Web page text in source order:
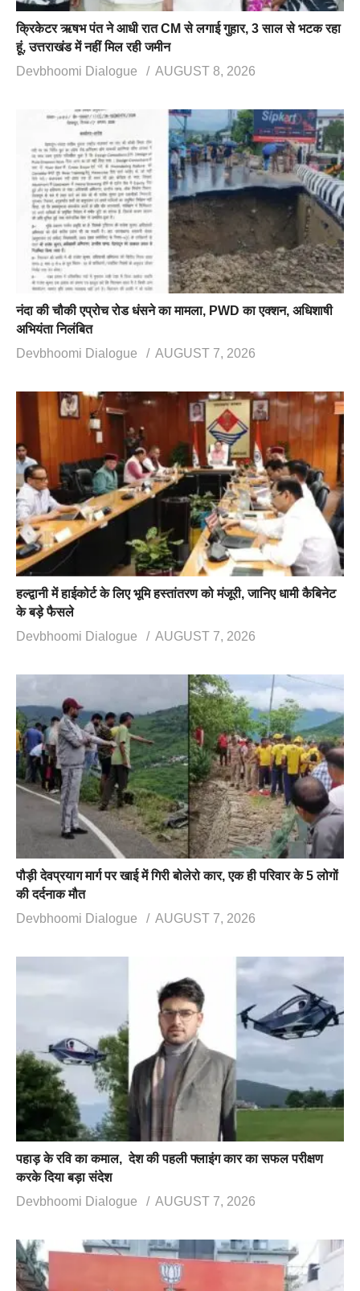
क्रिकेटर ऋषभ पंत ने आधी रात CM से लगाई गुहार, 3 साल से भटक रहा
हूं, उत्तराखंड में नहीं मिल रही जमीन
Devbhoomi Dialogue
AUGUST 8, 2026
नंदा की चौकी एप्रोच रोड धंसने का मामला, PWD का एक्शन, अधिशाषी
अभियंता निलंबित
Devbhoomi Dialogue
AUGUST 7, 2026
हल्द्वानी में हाईकोर्ट के लिए भूमि हस्तांतरण को मंजूरी, जानिए धामी कैबिनेट
के बड़े फैसले
Devbhoomi Dialogue
AUGUST 7, 2026
पौड़ी देवप्रयाग मार्ग पर खाई में गिरी बोलेरो कार, एक ही परिवार के 5 लोगों
की दर्दनाक मौत
Devbhoomi Dialogue
AUGUST 7, 2026
पहाड़ के रवि का कमाल, देश की पहली फ्लाइंग कार का सफल परीक्षण
करके दिया बड़ा संदेश
Devbhoomi Dialogue
AUGUST 7, 2026